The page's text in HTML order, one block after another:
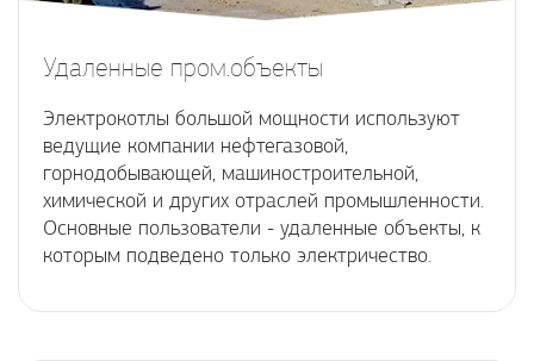
Удаленные пром.объекты
Электрокотлы большой мощности используют
ведущие компании нефтегазовой,
горнодобывающей, машиностроительной,
химической и других отраслей промышленности.
Основные пользователи - удаленные объекты, к
которым подведено только электричество.